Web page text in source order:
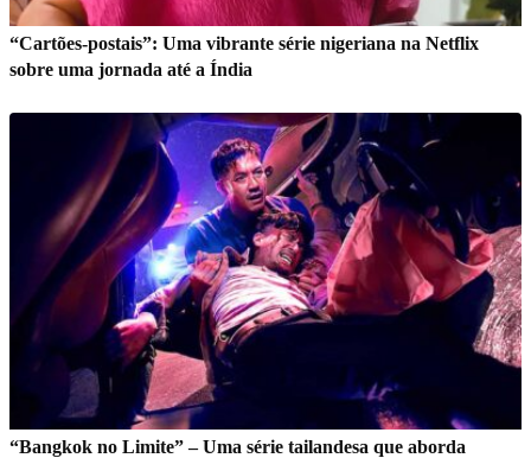
“Cartões-postais”: Uma vibrante série nigeriana na Netflix
sobre uma jornada até a Índia
“Bangkok no Limite” – Uma série tailandesa que aborda